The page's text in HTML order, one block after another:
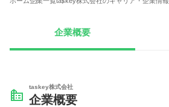
企業概要
taskey株式会社
企業概要